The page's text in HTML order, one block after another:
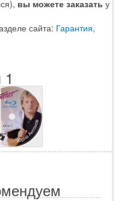
вы можете заказать у
сайта: Гарантия,